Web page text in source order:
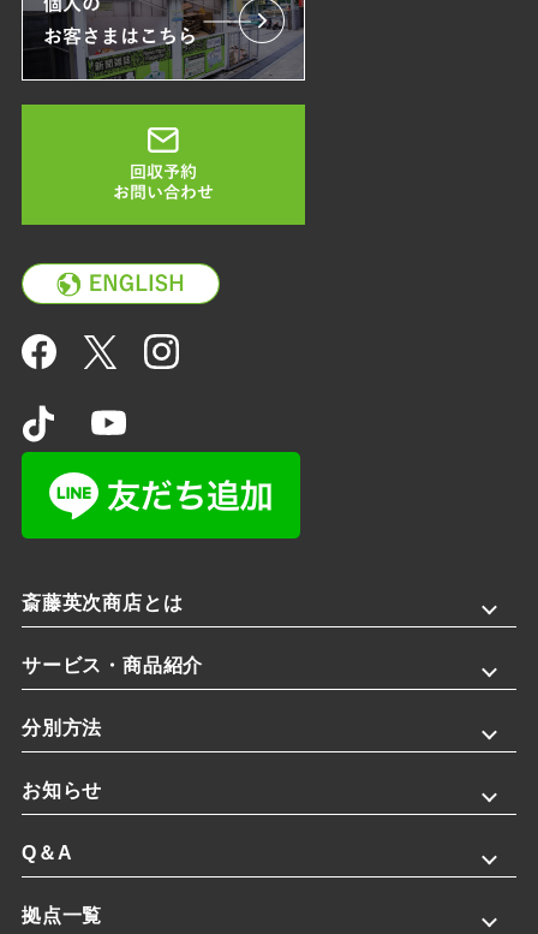
斎藤英次商店とは
サービス・商品紹介
分別方法
お知らせ
Q＆A
拠点一覧